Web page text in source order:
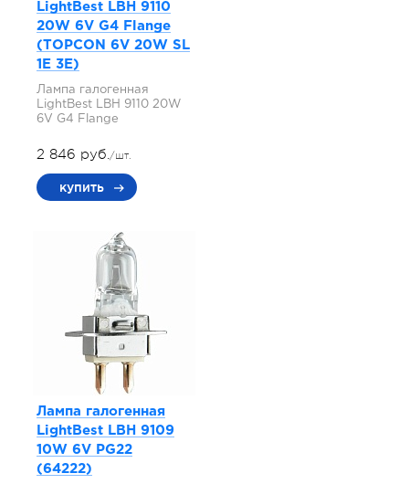
LightBest LBH 9110
20W 6V G4 Flange
(TOPCON 6V 20W SL
1E 3E)
Лампа галогенная
LightBest LBH 9110 20W
6V G4 Flange
2 846 руб./шт.
купить
Лампа галогенная
LightBest LBH 9109
10W 6V PG22
(64222)